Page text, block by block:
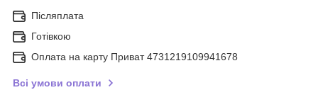
Післяплата
Готівкою
Оплата на карту Приват 4731219109941678
Всі умови оплати